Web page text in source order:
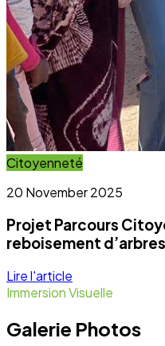
Citoyenneté
20 November 2025
Projet Parcours
reboisement
Lire l'article
Immersion Visuelle
Galerie Photos